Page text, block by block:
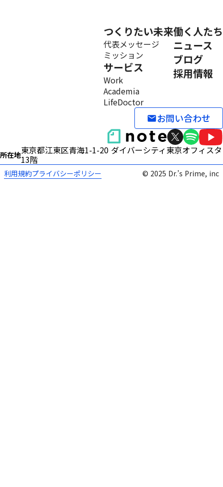
つくりたい未来
代表メッセージ
ミッション
サービス
Work
Academia
LifeDoctor
働く人たち
ニュース
ブログ
採用情報
emailお問い合わせ
所在地東京都江東区青海1-1-20 ダイバーシティ東京オフィス
13階
利用規約プライバシーポリシー © 2025 Dr.’s Prime, inc